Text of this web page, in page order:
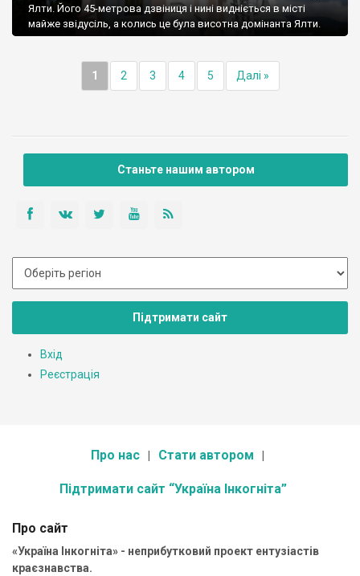
Ялти. Його 45-метрова дзвіниця і нині видніється в місті
майже звідусіль, а колись це була висотна домінанта Ялти.
1 2 3 4 5 Далі »
Станьте нашим автором
Підтримати сайт
Вхід
Реєстрація
Про нас Стати автором
Підтримати сайт “Україна Інкогніта”
Про сайт
«Україна Інкогніта» - неприбутковий проект ентузіастів
краєзнавства.